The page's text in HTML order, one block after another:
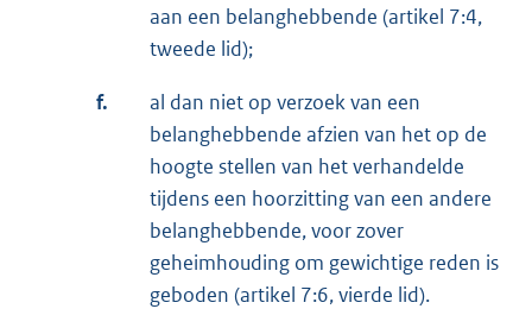
aan een belanghebbende (artikel 7:4,
tweede lid);
f.
al dan niet op verzoek van een
belanghebbende afzien van het op de
hoogte stellen van het verhandelde
tijdens een hoorzitting van een andere
belanghebbende, voor zover
geheimhouding om gewichtige reden is
geboden (artikel 7:6, vierde lid).